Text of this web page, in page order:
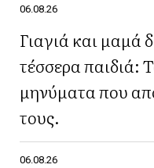
06.08.26
Γιαγιά και μαμά
τέσσερα παιδιά:
μηνύματα που
τους.
06.08.26